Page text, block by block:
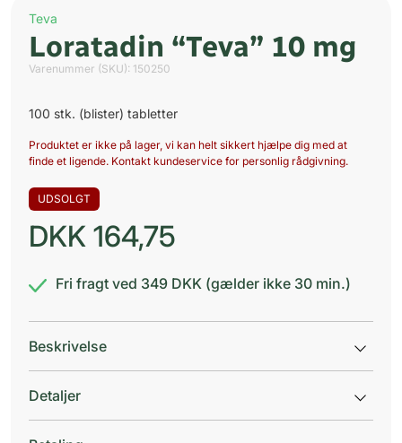
Teva
Loratadin “Teva” 10 mg
Varenummer (SKU): 150250
100 stk. (blister) tabletter
Produktet er ikke på lager, vi kan helt sikkert hjælpe dig med at
finde et ligende. Kontakt kundeservice for personlig rådgivning.
UDSOLGT
DKK 164,75
Fri fragt ved 349 DKK (gælder ikke 30 min.)
Beskrivelse
Detaljer